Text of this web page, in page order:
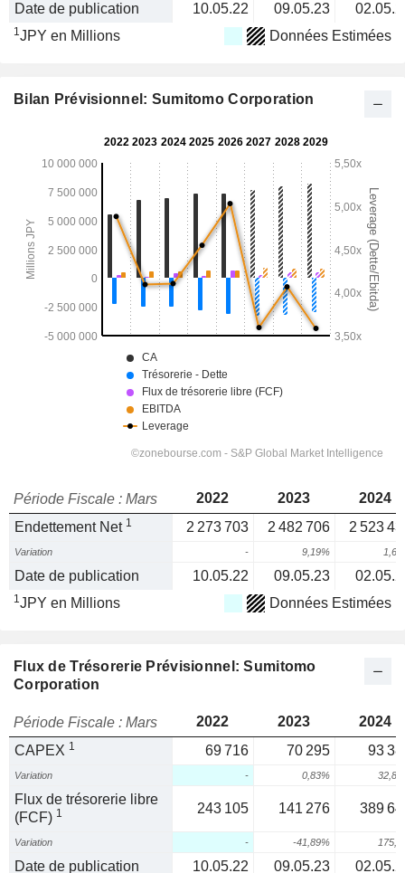
Date de publication 10.05.22 09.05.23
1JPY en Millions Données Estimées
Bilan Prévisionnel: Sumitomo Corporation
Période Fiscale : Mars 2022 2023
2024
Endettement Net 1 2 273 703 2 482 706 2 523
Variation - 9,19%
Date de publication 10.05.22 09.05.23
1JPY en Millions Données Estimées
Flux de Trésorerie Prévisionnel: Sumitomo
Corporation
Période Fiscale : Mars 2022 2023
2024
CAPEX 1 69 716 70 295 93
Variation - 0,83%
Flux de trésorerie libre
(FCF) 1 243 105 141 276 389
Variation - -41,89%
Date de publication 10.05.22 09.05.23